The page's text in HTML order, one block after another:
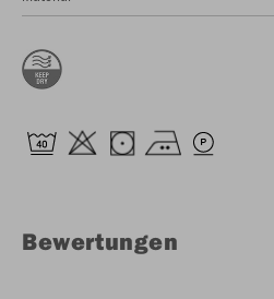
Bewertungen